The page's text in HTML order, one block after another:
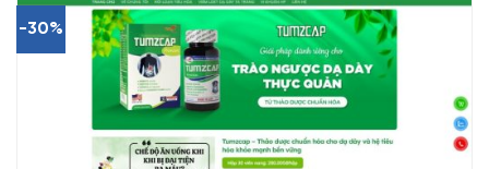
-30%